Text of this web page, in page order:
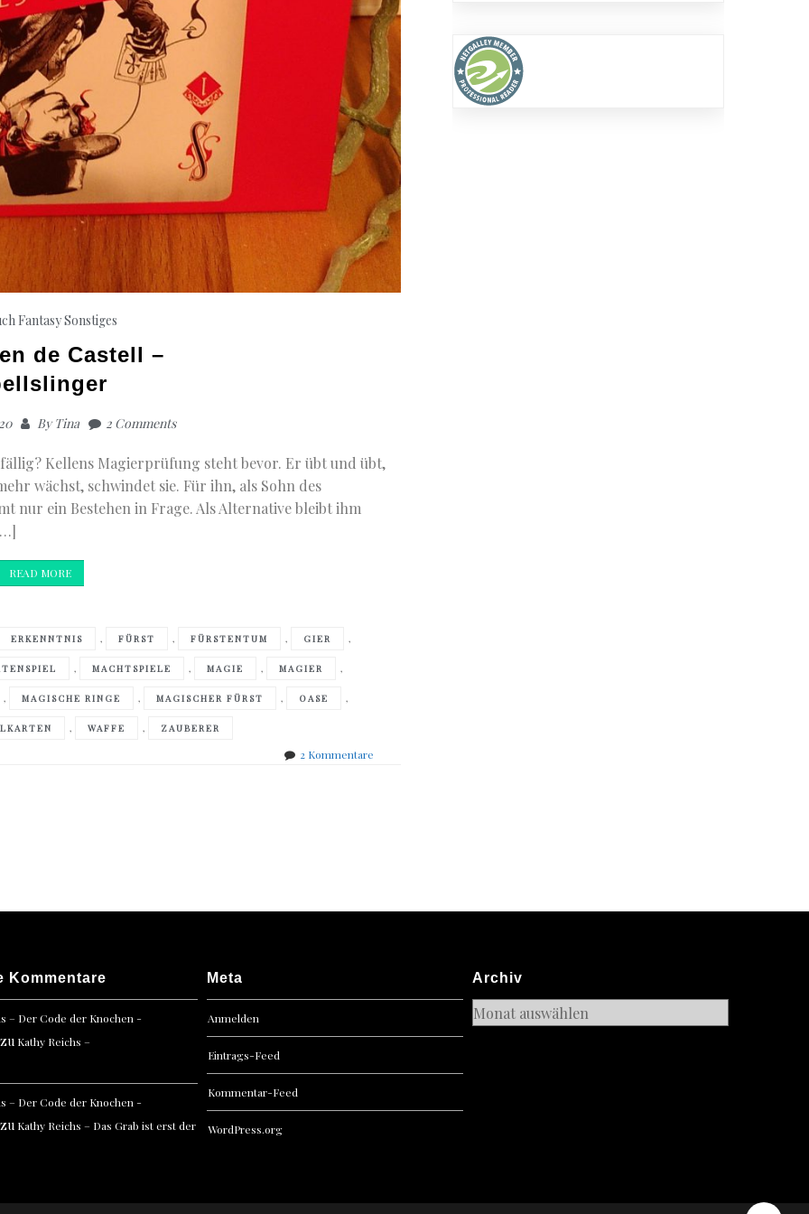
FantasySonstiges
de Castell –
ByTina 2 Comments
Kellens Magierprüfung steht bevor. Er übt und übt,
wächst, schwindet sie. Für ihn, als Sohn des
nur ein Bestehen in Frage. Als Alternative bleibt ihm
READ MORE
ERKENNTNIS , FÜRST , FÜRSTENTUM , GIER ,
, MACHTSPIELE , MAGIE , MAGIER ,
, MAGISCHE RINGE , MAGISCHER FÜRST , OASE ,
, WAFFE , ZAUBERER
2 Kommentarezu
Kommentare
– Der Code der Knochen -
Kathy Reichs –
– Der Code der Knochen -
Kathy Reichs – Das Grab ist erst der
Meta
Anmelden
Eintrags-Feed
Kommentar-Feed
WordPress.org
Archiv
Archiv